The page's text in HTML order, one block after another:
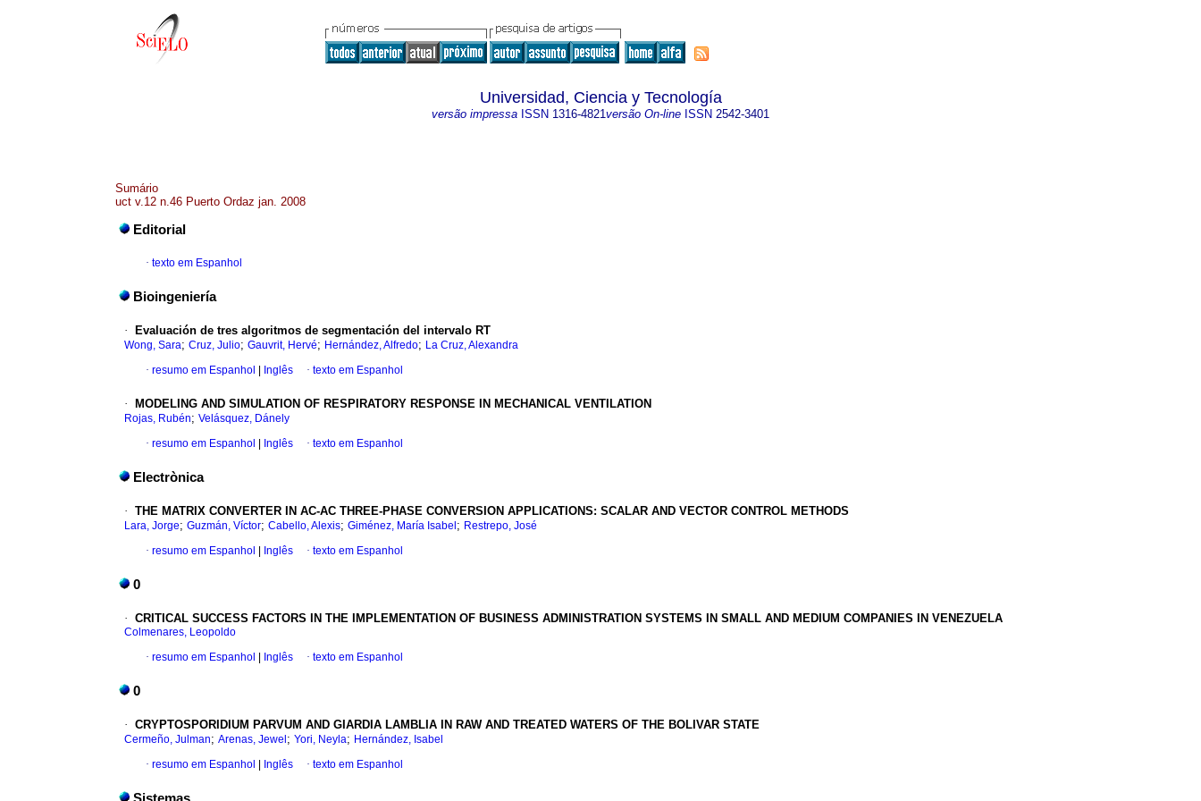
Universidad, Ciencia y Tecnología
versão impressa ISSN 1316-4821versão On-line ISSN 2542-3401
Sumário
uct v.12 n.46 Puerto Ordaz jan. 2008
Editorial
· texto em Espanhol
Bioingeniería
· Evaluación de tres algoritmos de segmentación del intervalo RT
Wong, Sara; Cruz, Julio; Gauvrit, Hervé; Hernández, Alfredo; La Cruz, Alexandra
· resumo em Espanhol Inglês · texto em Espanhol
· MODELING AND SIMULATION OF RESPIRATORY RESPONSE IN MECHANICAL VENTILATION
Rojas, Rubén; Velásquez, Dánely
· resumo em Espanhol Inglês · texto em Espanhol
Electrònica
· THE MATRIX CONVERTER IN AC-AC THREE-PHASE CONVERSION APPLICATIONS: SCALAR AND VECTOR CONTROL METHODS
Lara, Jorge; Guzmán, Víctor; Cabello, Alexis; Giménez, María Isabel ; Restrepo, José
· resumo em Espanhol Inglês · texto em Espanhol
0
· CRITICAL SUCCESS FACTORS IN THE IMPLEMENTATION OF BUSINESS ADMINISTRATION SYSTEMS IN SMALL AND MEDIUM COMPANIES IN VENEZUELA
Colmenares, Leopoldo
· resumo em Espanhol Inglês · texto em Espanhol
0
· CRYPTOSPORIDIUM PARVUM AND GIARDIA LAMBLIA IN RAW AND TREATED WATERS OF THE BOLIVAR STATE
Cermeño, Julman; Arenas, Jewel ; Yori, Neyla; Hernández, Isabel
· resumo em Espanhol Inglês · texto em Espanhol